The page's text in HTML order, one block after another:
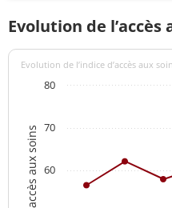
Evolution de l’accès
Evolution de l’indice d’accès aux
60
70
80